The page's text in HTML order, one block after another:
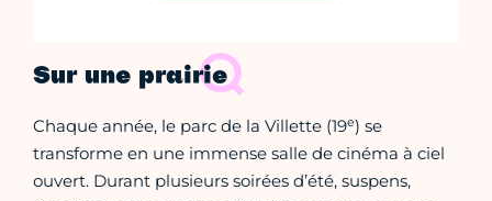
Sur une prairie
Chaque année, le parc de la Villette (19e) se
transforme en une immense salle de cinéma à ciel
ouvert. Durant plusieurs soirées d’été, suspens,